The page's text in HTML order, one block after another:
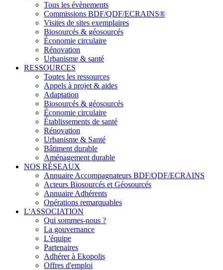
Tous les évènements
Commissions BDF/QDF/ECRAINS®
Visites de sites exemplaires
Biosourcés & géosourcés
Économie circulaire
Rénovation
Urbanisme & santé
RESSOURCES
Toutes les ressources
Appels à projet & aides
Adaptation
Biosourcés & géosourcés
Économie circulaire
Établissements de santé
Rénovation
Urbanisme & Santé
Bâtiment durable
Aménagement durable
NOS RÉSEAUX
Annuaire Accompagnateurs BDF/QDF/ECRAINS
Acteurs Biosourcés et Géosourcés
Annuaire Adhérents
Opérations remarquables
L'ASSOCIATION
Qui sommes-nous ?
La gouvernance
L'équipe
Partenaires
Adhérer à Ekopolis
Offres d'emploi